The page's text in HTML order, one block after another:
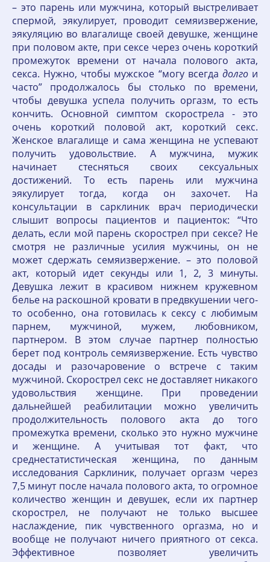
– это парень или мужчина, который выстреливает
спермой, эякулирует, проводит семяизвержение,
эякуляцию во влагалище своей девушке, женщине
при половом акте, при сексе через очень короткий
промежуток времени от начала полового акта,
секса. Нужно, чтобы мужское “могу всегда долгои
часто” продолжалось бы столько по времени,
чтобы девушка успела получить оргазм, то есть
кончить. Основной симптом скорострела - это
очень короткий половой акт, короткий секс.
Женское влагалище и сама женщина не успевают
получить удовольствие. А мужчина, мужик
начинает стесняться своих сексуальных
достижений. То есть парень или мужчина
эякулирует тогда, когда он захочет. На
консультации в сарклиник врач периодически
слышит вопросы пациентов и пациенток: “Что
делать, если мой парень скорострел при сексе? Не
смотря не различные усилия мужчины, он не
может сдержать семяизвержение. – это половой
акт, который идет секунды или 1, 2, 3 минуты.
Девушка лежит в красивом нижнем кружевном
белье на раскошной кровати в предвкушении чего-
то особенно, она готовилась к сексу с любимым
парнем, мужчиной, мужем, любовником,
партнером. В этом случае партнер полностью
берет под контроль семяизвержение. Есть чувство
досады и разочаровение о встрече с таким
мужчиной. Скорострел секс не доставляет никакого
удовольствия женщине. При проведении
дальнейшей реабилитации можно увеличить
продолжительность полового акта до того
промежутка времени, сколько это нужно мужчине
и женщине. А учитывая тот факт, что
среднестатистическая женщина, по данным
исследования Сарклиник, получает оргазм через
7,5 минут после начала полового акта, то огромное
количество женщин и девушек, если их партнер
скорострел, не получают не только высшее
наслаждение, пик чувственного оргазма, но и
вообще не получают ничего приятного от секса.
Эффективное позволяет увеличить